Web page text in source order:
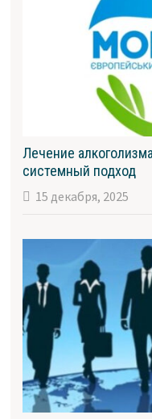
Лечение
системный подход
15 декабря, 2025